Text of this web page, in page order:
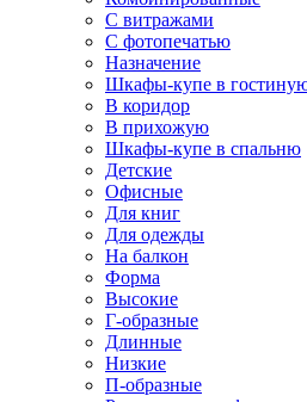
С витражами
С фотопечатью
Назначение
Шкафы-купе в
В коридор
В прихожую
Шкафы-купе в спальню
Детские
Офисные
Для книг
Для одежды
На балкон
Форма
Высокие
Г-образные
Длинные
Низкие
П-образные